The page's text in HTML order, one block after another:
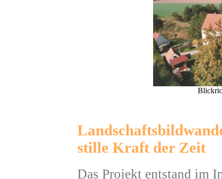
stille Kraft der Zeit
Das Projekt entstand im